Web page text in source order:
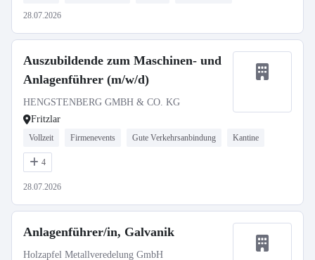
28.07.2026
Auszubildende zum Maschinen- und
Anlagenführer (m/w/d)
HENGSTENBERG GMBH & CO. KG
Fritzlar
Vollzeit Firmenevents Gute Verkehrsanbindung Kantine
4
28.07.2026
Anlagenführer/in, Galvanik
Holzapfel Metallveredelung GmbH